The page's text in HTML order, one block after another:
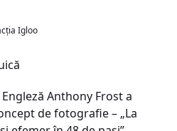
Igloo
Anthony Frost a
de fotografie – „La